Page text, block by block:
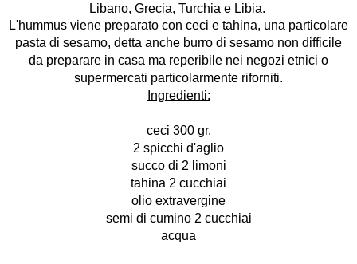
Libano, Grecia, Turchia e Libia.
L'hummus viene preparato con ceci e tahina, una particolare
pasta di sesamo, detta anche burro di sesamo non difficile
da preparare in casa ma reperibile nei negozi etnici o
supermercati particolarmente riforniti.
Ingredienti:
ceci 300 gr.
2 spicchi d'aglio
succo di 2 limoni
tahina 2 cucchiai
olio extravergine
semi di cumino 2 cucchiai
acqua